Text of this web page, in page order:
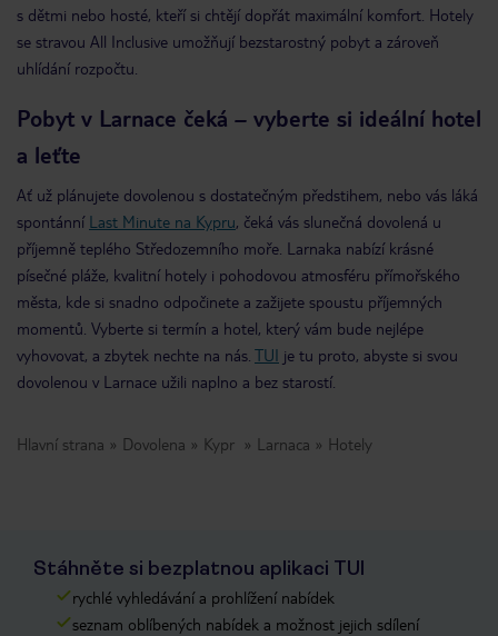
s dětmi nebo hosté, kteří si chtějí dopřát maximální komfort. Hotely
se stravou All Inclusive umožňují bezstarostný pobyt a zároveň
uhlídání rozpočtu.
Pobyt v Larnace čeká – vyberte si ideální hotel
a leťte
Ať už plánujete dovolenou s dostatečným předstihem, nebo vás láká
spontánní Last Minute na Kypru, čeká vás slunečná dovolená u
příjemně teplého Středozemního moře. Larnaka nabízí krásné
písečné pláže, kvalitní hotely i pohodovou atmosféru přímořského
města, kde si snadno odpočinete a zažijete spoustu příjemných
momentů. Vyberte si termín a hotel, který vám bude nejlépe
vyhovovat, a zbytek nechte na nás. TUI je tu proto, abyste si svou
dovolenou v Larnace užili naplno a bez starostí.
Hlavní strana Dovolena Kypr Larnaca Hotely
Stáhněte si bezplatnou aplikaci TUI
rychlé vyhledávání a prohlížení nabídek
seznam oblíbených nabídek a možnost jejich sdílení